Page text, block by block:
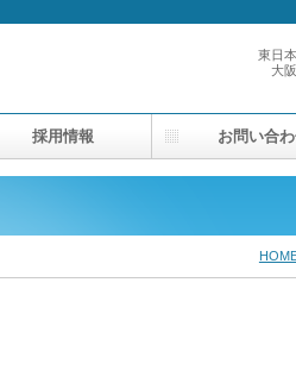
東日
大
採用情報 お問い合